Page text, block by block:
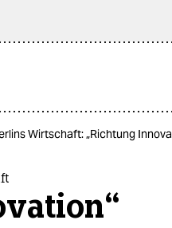
Wirtschaft: „Richtung